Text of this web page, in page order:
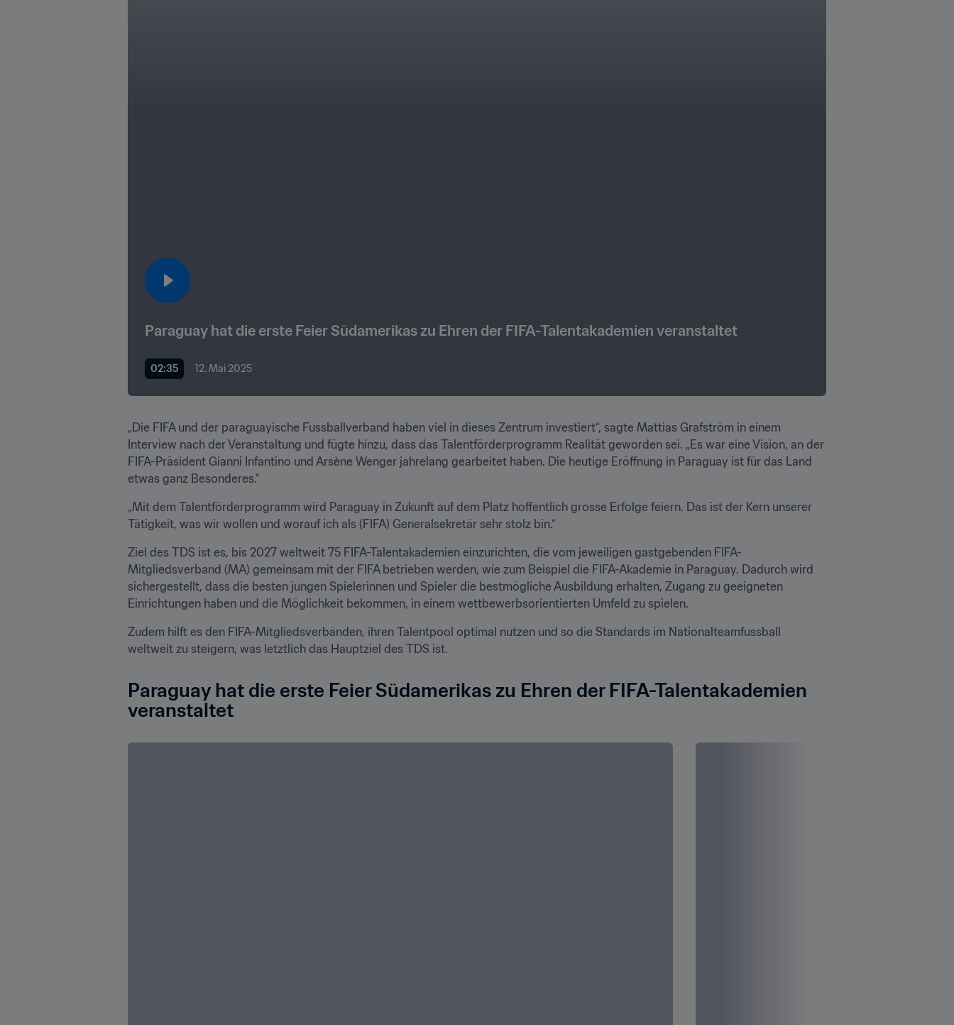
Paraguay hat die erste Feier Südamerikas zu Ehren der FIFA-Talentakademien veranstaltet
02:35 12. Mai 2025
„Die FIFA und der paraguayische Fussballverband haben viel in dieses Zentrum investiert“, sagte Mattias Grafström in einem
Interview nach der Veranstaltung und fügte hinzu, dass das Talentförderprogramm Realität geworden sei. „Es war eine Vision, an der
FIFA-Präsident Gianni Infantino und Arsène Wenger jahrelang gearbeitet haben. Die heutige Eröffnung in Paraguay ist für das Land
etwas ganz Besonderes.“
„Mit dem Talentförderprogramm wird Paraguay in Zukunft auf dem Platz hoffentlich grosse Erfolge feiern. Das ist der Kern unserer
Tätigkeit, was wir wollen und worauf ich als (FIFA) Generalsekretär sehr stolz bin.“
Ziel des TDS ist es, bis 2027 weltweit 75 FIFA-Talentakademien einzurichten, die vom jeweiligen gastgebenden FIFA-
Mitgliedsverband (MA) gemeinsam mit der FIFA betrieben werden, wie zum Beispiel die FIFA-Akademie in Paraguay. Dadurch wird
sichergestellt, dass die besten jungen Spielerinnen und Spieler die bestmögliche Ausbildung erhalten, Zugang zu geeigneten
Einrichtungen haben und die Möglichkeit bekommen, in einem wettbewerbsorientierten Umfeld zu spielen.
Zudem hilft es den FIFA-Mitgliedsverbänden, ihren Talentpool optimal nutzen und so die Standards im Nationalteamfussball
weltweit zu steigern, was letztlich das Hauptziel des TDS ist.
Paraguay hat die erste Feier Südamerikas zu Ehren der FIFA-Talentakademien
veranstaltet